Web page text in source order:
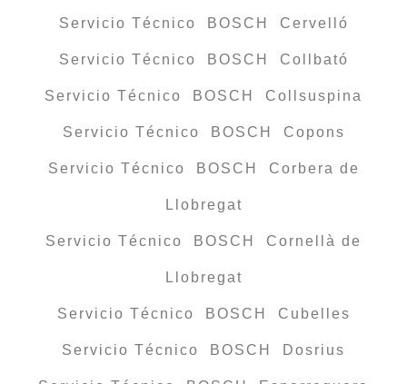
Servicio Técnico BOSCH Cervelló
Servicio Técnico BOSCH Collbató
Servicio Técnico BOSCH Collsuspina
Servicio Técnico BOSCH Copons
Servicio Técnico BOSCH Corbera de
Llobregat
Servicio Técnico BOSCH Cornellà de
Llobregat
Servicio Técnico BOSCH Cubelles
Servicio Técnico BOSCH Dosrius